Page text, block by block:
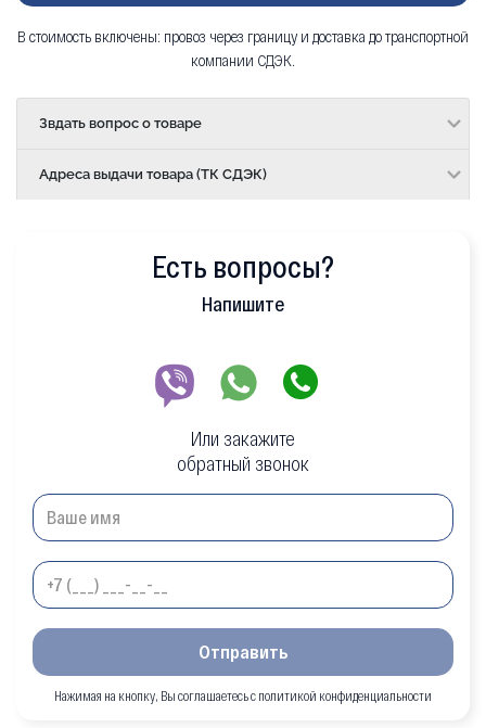
В стоимость включены: провоз через границу и доставка до транспортной
компании СДЭК.
Звдать вопрос о товаре
Адреса выдачи товара (ТК СДЭК)
Есть вопросы?
Напишите
Или закажите
обратный звонок
Отправить
Нажимая на кнопку, Вы соглашаетесь с политикой конфиденциальности